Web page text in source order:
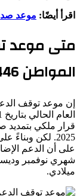
اقرأ أيضًا: موعد
متى موعد
المواطن 1446
إن موعد توقف
قرار ملكي
2025. لكن
على أن الدعم
شهري نوفمبر
ميلادي.